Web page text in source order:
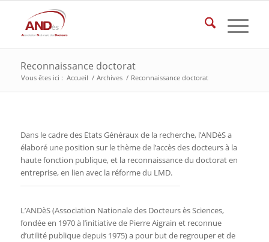
Reconnaissance doctorat
Vous êtes ici : Accueil / Archives / Reconnaissance doctorat
Dans le cadre des Etats Généraux de la recherche, l’ANDèS a
élaboré une position sur le thème de l’accès des docteurs à la
haute fonction publique, et la reconnaissance du doctorat en
entreprise, en lien avec la réforme du LMD.
L’ANDèS (Association Nationale des Docteurs ès Sciences,
fondée en 1970 à l’initiative de Pierre Aigrain et reconnue
d’utilité publique depuis 1975) a pour but de regrouper et de